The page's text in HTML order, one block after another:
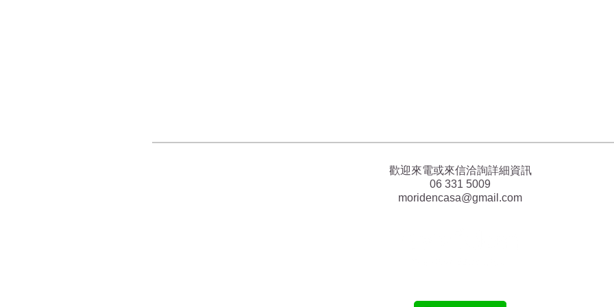
歡迎來電或來信洽詢詳細資訊
06 331 5009
moridencasa@gmail.com